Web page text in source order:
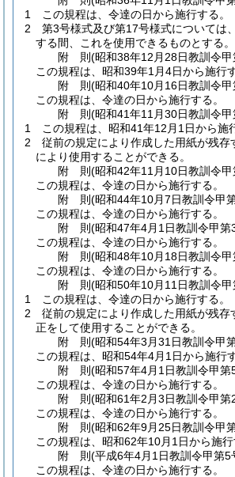
1
この規程は、令達の日から施行する。
2
第3号様式及び第17号様式については
する間、これを使用できるものとする。
附 則(昭和38年12月28日教訓令甲
この規程は、昭和39年1月4日から施行す
附 則(昭和40年10月16日教訓令甲
この規程は、令達の日から施行する。
附 則(昭和41年11月30日教訓令甲
1
この規程は、昭和41年12月1日から施
2
従前の規定により作成した用紙が残存
により使用することができる。
附 則(昭和42年11月10日教訓令甲
この規程は、令達の日から施行する。
附 則(昭和44年10月7日教訓令甲
この規程は、令達の日から施行する。
附 則(昭和47年4月1日教訓令甲第
この規程は、令達の日から施行する。
附 則(昭和48年10月18日教訓令甲
この規程は、令達の日から施行する。
附 則(昭和50年10月11日教訓令甲
1
この規程は、令達の日から施行する。
2
従前の規定により作成した用紙が残存
正をして使用することができる。
附 則(昭和54年3月31日教訓令甲
この規程は、昭和54年4月1日から施行す
附 則(昭和57年4月1日教訓令甲第
この規程は、令達の日から施行する。
附 則(昭和61年2月3日教訓令甲第
この規程は、令達の日から施行する。
附 則(昭和62年9月25日教訓令甲
この規程は、昭和62年10月1日から施行
附 則(平成6年4月1日教訓令甲第5
この規程は、令達の日から施行する。